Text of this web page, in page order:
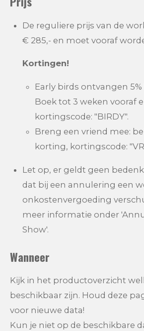
De reguliere prijs van de
€ 285,- en moet vooraf
Kortingen!
Early birds ontvangen
Boek tot 3 weken vooraf
kortingscode: "BIRDY".
Breng een vriend mee:
korting, kortingscode:
Let op, er geldt geen
dat bij een annulering een
onkostenvergoeding
meer informatie onder
Show'.
Wanneer
Kijk in het productoverzicht
beschikbaar zijn. Houd deze
voor nieuwe data!
Kun je niet op de beschikbare